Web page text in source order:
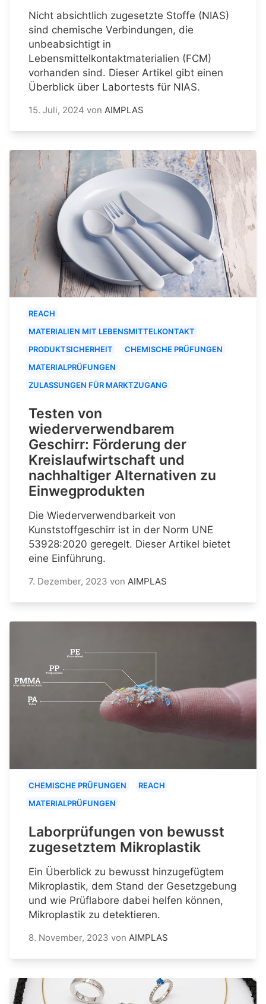
Nicht absichtlich zugesetzte Stoffe (NIAS)
sind chemische Verbindungen, die
unbeabsichtigt in
Lebensmittelkontaktmaterialien (FCM)
vorhanden sind. Dieser Artikel gibt einen
Überblick über Labortests für NIAS.
15. Juli, 2024 von AIMPLAS
REACH
MATERIALIEN MIT LEBENSMITTELKONTAKT
PRODUKTSICHERHEIT
CHEMISCHE PRÜFUNGEN
MATERIALPRÜFUNGEN
ZULASSUNGEN FÜR MARKTZUGANG
Testen von
wiederverwendbarem
Geschirr: Förderung der
Kreislaufwirtschaft und
nachhaltiger Alternativen zu
Einwegprodukten
Die Wiederverwendbarkeit von
Kunststoffgeschirr ist in der Norm UNE
53928:2020 geregelt. Dieser Artikel bietet
eine Einführung.
7. Dezember, 2023 von AIMPLAS
CHEMISCHE PRÜFUNGEN
REACH
MATERIALPRÜFUNGEN
Laborprüfungen von bewusst
zugesetztem Mikroplastik
Ein Überblick zu bewusst hinzugefügtem
Mikroplastik, dem Stand der Gesetzgebung
und wie Prüflabore dabei helfen können,
Mikroplastik zu detektieren.
8. November, 2023 von AIMPLAS